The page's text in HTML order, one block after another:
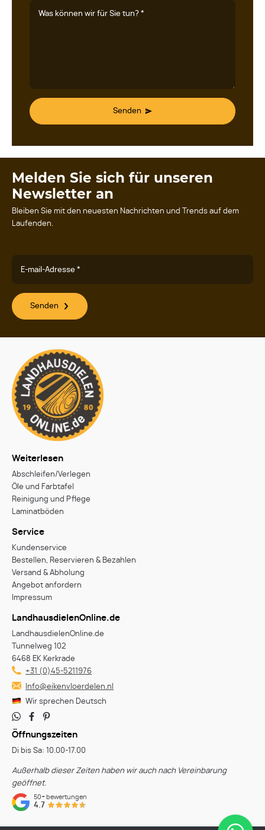
Was können wir für Sie tun? *
Senden
Melden Sie sich für unseren
Newsletter an
Bleiben Sie mit den neuesten Nachrichten und Trends auf dem
Laufenden.
E-mail-Adresse *
Senden
Weiterlesen
Abschleifen/Verlegen
Öle und Farbtafel
Reinigung und Pflege
Laminatböden
Service
Kundenservice
Bestellen, Reservieren & Bezahlen
Versand & Abholung
Angebot anfordern
Impressum
LandhausdielenOnline.de
LandhausdielenOnline.de
Tunnelweg 102
6468 EK Kerkrade
+31 (0)45-5211976
Info@eikenvloerdelen.nl
Wir sprechen Deutsch
Öffnungszeiten
Di bis Sa: 10.00-17.00
Außerhalb dieser Zeiten haben wir auch nach Vereinbarung
geöffnet.
50+ bewertungen
4.7